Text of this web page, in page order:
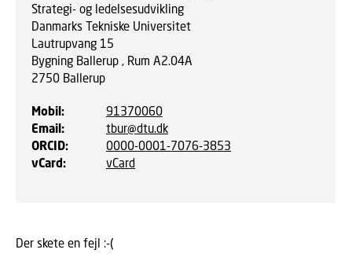
Strategi- og ledelsesudvikling
Danmarks Tekniske Universitet
Lautrupvang 15
Bygning Ballerup , Rum A2.04A
2750 Ballerup
Mobil:
91370060
Email:
tbur@dtu.dk
ORCID:
0000-0001-7076-3853
vCard: vCard
Der skete en fejl :-(